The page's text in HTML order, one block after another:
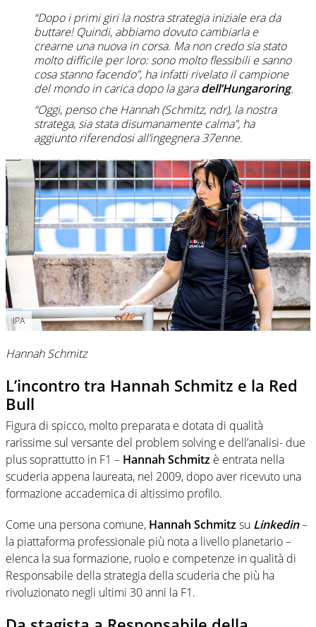
“Dopo i primi giri la nostra strategia iniziale era da
buttare! Quindi, abbiamo dovuto cambiarla e
crearne una nuova in corsa. Ma non credo sia stato
molto difficile per loro: sono molto flessibili e sanno
cosa stanno facendo”, ha infatti rivelato il campione
del mondo in carica dopo la garadell’Hungaroring.
“Oggi, penso che Hannah (Schmitz, ndr), la nostra
stratega, sia stata disumanamente calma”, ha
aggiunto riferendosi all’ingegnera 37enne.
IPA
Hannah Schmitz
L’incontro tra Hannah Schmitz e la Red
Bull
Figura di spicco, molto preparata e dotata di qualità
rarissime sul versante del problem solving e dell’analisi- due
plus soprattutto in F1 – Hannah Schmitz è entrata nella
scuderia appena laureata, nel 2009, dopo aver ricevuto una
formazione accademica di altissimo profilo.
Come una persona comune, Hannah Schmitzsu Linkedin–
la piattaforma professionale più nota a livello planetario –
elenca la sua formazione, ruolo e competenze in qualità di
Responsabile della strategia della scuderia che più ha
rivoluzionato negli ultimi 30 anni la F1.